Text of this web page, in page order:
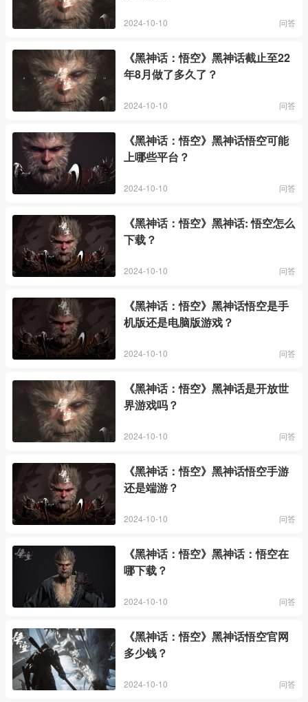
2024-10-10 问答
《黑神话：悟空》黑神话截止至22
年8月做了多久了？
2024-10-10 问答
《黑神话：悟空》黑神话悟空可能
上哪些平台？
2024-10-10 问答
《黑神话：悟空》黑神话: 悟空怎么
下载？
2024-10-10 问答
《黑神话：悟空》黑神话悟空是手
机版还是电脑版游戏？
2024-10-10 问答
《黑神话：悟空》黑神话是开放世
界游戏吗？
2024-10-10 问答
《黑神话：悟空》黑神话悟空手游
还是端游？
2024-10-10 问答
《黑神话：悟空》黑神话：悟空在
哪下载？
2024-10-10 问答
《黑神话：悟空》黑神话悟空官网
多少钱？
2024-10-10 问答